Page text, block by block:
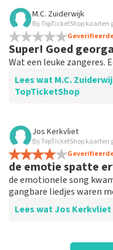
Beoordeling van Mandy
Prima
Duidelijke mailtjes en
M.C. Zuiderwijk
Bij TopTicketShop
Super! Goed
Wat een leuke zangeres.
Lees wat M.C.
TopTicketShop
Beoordeling van M.C.
Jos Kerkvliet
Bij TopTicketShop
de emotie spatte
de emotionele song
gangbare liedjes waren
Lees wat Jos
Beoordeling van Jos